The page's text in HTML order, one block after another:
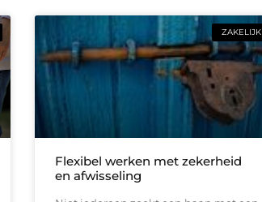
ZAKELIJK
Flexibel werken met zekerheid
en afwisseling